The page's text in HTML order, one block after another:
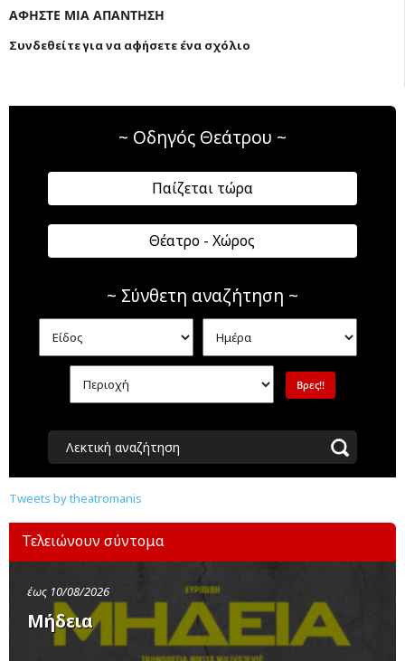
ΑΦΗΣΤΕ ΜΙΑ ΑΠΑΝΤΗΣΗ
Συνδεθείτε για να αφήσετε ένα σχόλιο
~ Οδηγός Θεάτρου ~
Παίζεται τώρα
Θέατρο - Χώρος
~ Σύνθετη αναζήτηση ~
Λεκτική αναζήτηση
Tweets by theatromanis
Τελειώνουν σύντομα
έως 10/08/2026
Μήδεια